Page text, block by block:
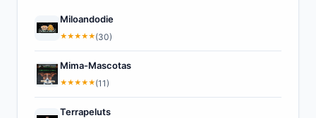
Miloandodie
★★★★★(30)
Mima-Mascotas
★★★★★(11)
Terrapeluts